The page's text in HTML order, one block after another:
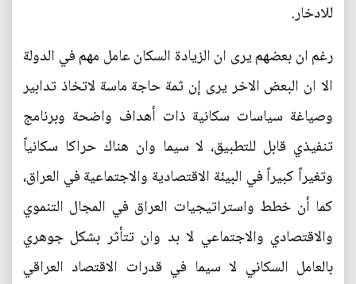
للادخار.
رغم ان بعضهم يرى ان الزيادة السكان عامل مهم في الدولة
الا ان البعض الاخر يرى إن ثمة حاجة ماسة لاتخاذ تدابير
وصياغة سياسات سكانية ذات أهداف واضحة وبرنامج
تنفيذي قابل للتطبيق، لا سيما وان هناك حراكا سكانياً
وتغيراً كبيراً في البيئة الاقتصادية والاجتماعية في العراق،
كما أن خطط واستراتيجيات العراق في المجال التنموي
والاقتصادي والاجتماعي لا بد وان تتأثر بشكل جوهري
بالعامل السكاني لا سيما في قدرات الاقتصاد العراقي